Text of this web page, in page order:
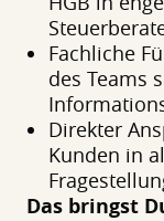
Fachliche
des Teams
Direkter
Kunden in
Das bringst